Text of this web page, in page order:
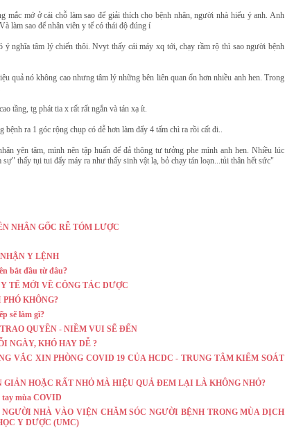
mắc mớ ở cái chỗ làm sao để giải thích cho bệnh nhân, người nhà hiểu ý anh. Anh
làm sao để nhân viên y tế có thái độ đúng í
ý nghĩa tâm lý chiến thôi. Nvyt thấy cái máy xq tới, chạy rầm rộ thì sao người bệnh
quả nó không cao nhưng tâm lý những bên liên quan ổn hơn nhiều anh hen. Trong
tầng, tg phát tia x rất rất ngắn và tán xạ ít.
bệnh ra 1 góc rộng chụp có dễ hơn làm đẩy 4 tấm chì ra rồi cất đi..
yên tâm, mình nên tập huấn để đả thông tư tưởng phe mình anh hen. Nhiều lúc
thấy tụi tui đẩy máy ra như thấy sinh vật lạ, bỏ chạy tán loạn...tủi thân hết sức"
NHÂN GỐC RỄ TÓM LƯỢC
Y LỆNH
bắt đầu từ đâu?
TẾ MỚI VỀ CÔNG TÁC DƯỢC
KHÔNG?
sẽ làm gì?
QUYỀN - NIỀM VUI SẼ ĐẾN
NGÀY, KHÓ HAY DỄ ?
VẮC XIN PHÒNG COVID 19 CỦA HCDC - TRUNG TÂM KIỂM SOÁT
GIẢN HOẶC RẤT NHỎ MÀ HIỆU QUẢ ĐEM LẠI LÀ KHÔNG NHỎ?
tay mùa COVID
NHÀ VÀO VIỆN CHĂM SÓC NGƯỜI BỆNH TRONG MÙA DỊCH
Y DƯỢC (UMC)